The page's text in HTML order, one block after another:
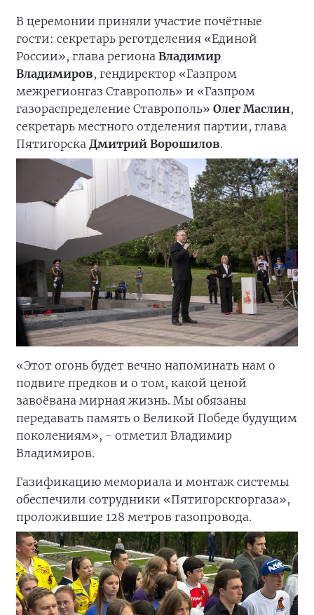
В церемонии приняли участие почётные
гости: секретарь реготделения «Единой
России», глава региона Владимир
Владимиров, гендиректор «Газпром
межрегионгаз Ставрополь» и «Газпром
газораспределение Ставрополь» Олег Маслин,
секретарь местного отделения партии, глава
Пятигорска Дмитрий Ворошилов.
«Этот огонь будет вечно напоминать нам о
подвиге предков и о том, какой ценой
завоёвана мирная жизнь. Мы обязаны
передавать память о Великой Победе будущим
поколениям», - отметил Владимир
Владимиров.
Газификацию мемориала и монтаж системы
обеспечили сотрудники «Пятигорскгоргаза»,
проложившие 128 метров газопровода.